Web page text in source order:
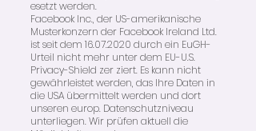
esetzt werden.
Facebook Inc., der US-amerikanische
Musterkonzern der Facebook Ireland Ltd.
ist seit dem 16.07.2020 durch ein EuGH-
Urteil nicht mehr unter dem EU-U.S.
Privacy-Shield zer ziert. Es kann nicht
gewährleistet werden, das Ihre Daten in
die USA übermittelt werden und dort
unseren europ. Datenschutzniveau
unterliegen. Wir prüfen aktuell die